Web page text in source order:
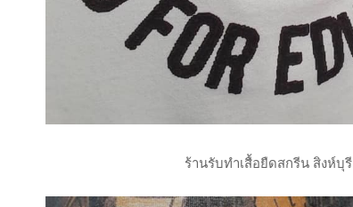
ร้านรับทําเสื้อยืดสกรีน สิงห์บุรี